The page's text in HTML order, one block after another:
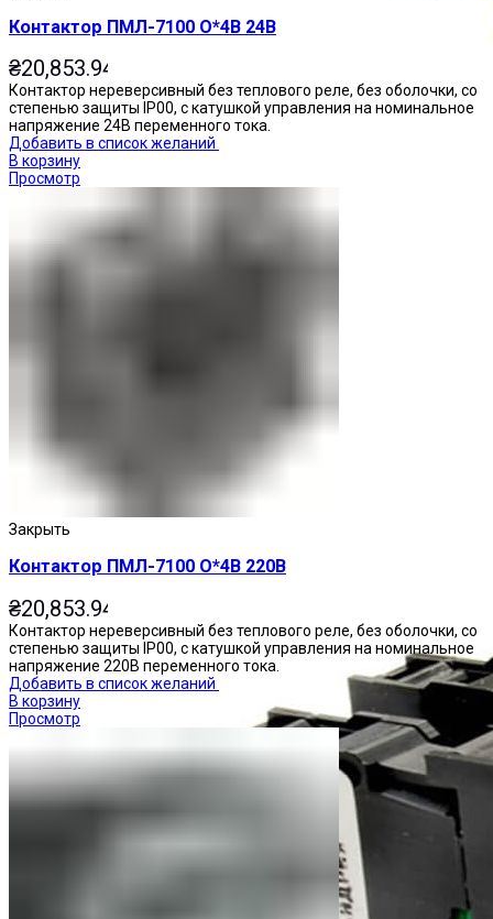
Контактор ПМЛ-7100 О*4В 24В
₴20,853.94
Контактор нереверсивный без теплового реле, без оболочки, со
степенью защиты IP00, с катушкой управления на номинальное
напряжение 24В переменного тока.
Добавить в список желаний
В корзину
Просмотр
Закрыть
Контактор ПМЛ-7100 О*4В 220В
₴20,853.94
Контактор нереверсивный без теплового реле, без оболочки, со
степенью защиты IP00, с катушкой управления на номинальное
напряжение 220В переменного тока.
Добавить в список желаний
В корзину
Просмотр